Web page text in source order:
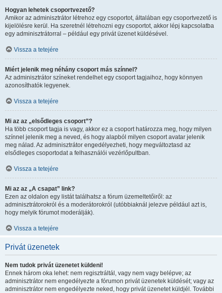
Hogyan lehetek csoportvezető?
Amikor az adminisztrátor létrehoz egy csoportot, általában egy csoportvezető is
kijelölésre kerül. Ha szeretnél létrehozni egy csoportot, akkor lépj kapcsolatba
egy adminisztrátorral – például egy privát üzenet küldésével.
Vissza a tetejére
Miért jelenik meg néhány csoport más színnel?
Az adminisztrátor színeket rendelhet egy csoport tagjaihoz, hogy könnyen
azonosíthatók legyenek.
Vissza a tetejére
Mi az az „elsődleges csoport”?
Ha több csoport tagja is vagy, akkor ez a csoport határozza meg, hogy milyen
színnel jelenik meg a neved, és hogy alapból milyen csoport avatar jelenik
meg nálad. Az adminisztrátor engedélyezheti, hogy megváltoztasd az
elsődleges csoportodat a felhasználói vezérlőpultban.
Vissza a tetejére
Mi az az „A csapat” link?
Ezen az oldalon egy listát találhatsz a fórum üzemeltetőiről: az
adminisztrátorokról és a moderátorokról (utóbbiaknál jelezve például azt is,
hogy melyik fórumot moderálják).
Vissza a tetejére
Privát üzenetek
Nem tudok privát üzenetet küldeni!
Ennek három oka lehet: nem regisztráltál, vagy nem vagy belépve; az
adminisztrátor nem engedélyezte a fórumon privát üzenetek küldését; vagy az
adminisztrátor nem engedélyezte neked, hogy privát üzenetet küldjél. További